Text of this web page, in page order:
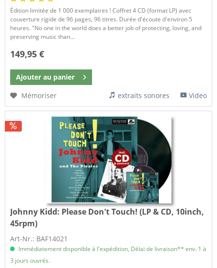
Édition limitée de 1 000 exemplaires ! Coffret 4 CD (format LP) avec
couverture rigide de 96 pages, 96 titres. Durée d'écoute d'environ 5
heures. "No one in the world does a better job of protecting, loving, and
preserving music than...
149,95 €
Ajouter au panier
Mémoriser
extraits sonores Video
Johnny Kidd: Please Don't Touch! (LP & CD, 10inch,
45rpm)
Art-Nr.: BAF14021
Immédiatement disponible à l'expédition, Délai de livraison** env. 1 à
3 jours ouvrés.